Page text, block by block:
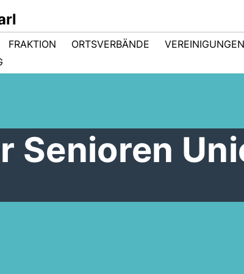
FRAKTION ORTSVERBÄNDE
VEREINIGUNGEN
Senioren